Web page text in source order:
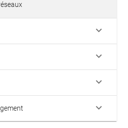
keyboard_arrow_down
keyboard_arrow_down
keyboard_arrow_down
keyboard_arrow_down